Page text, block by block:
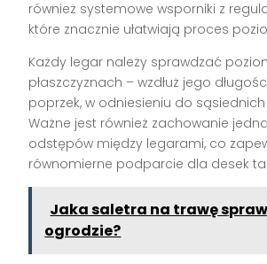
również systemowe wsporniki z
które znacznie ułatwiają proces
Każdy legar należy sprawdzać
płaszczyznach – wzdłuż jego
poprzek, w odniesieniu do
Ważne jest również zachowanie
odstępów między legarami, co
równomierne podparcie dla desek
Jaka saletra na trawę
ogrodzie?